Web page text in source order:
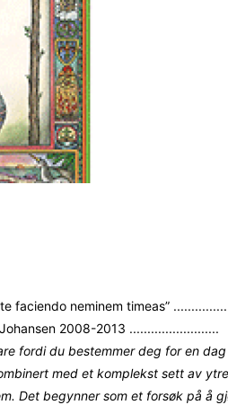
faciendo neminem timeas”
2008-2013 .........................
fordi du bestemmer deg for en
med et komplekst sett av
Det begynner som et forsøk på å